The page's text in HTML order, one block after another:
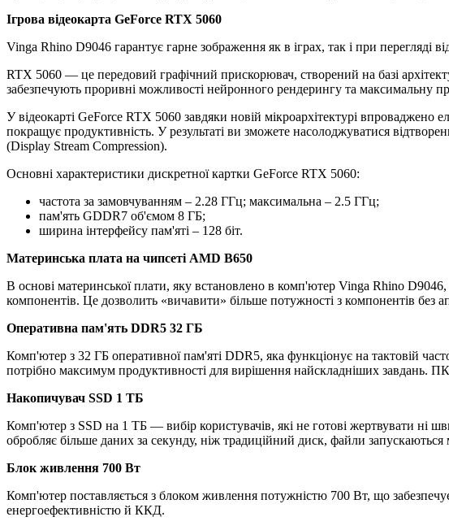
Ігрова відеокарта GeForce RTX 5060
Vinga Rhino D9046 гарантує гарне зображення як в іграх, так і при перегляді
RTX 5060 — це передовий графічний прискорювач, створений на базі
забезпечують проривні можливості нейронного рендерингу та максимальну
У відеокарті GeForce RTX 5060 завдяки новій мікроархітектурі
покращує продуктивність. У результаті ви зможете насолоджуватися
(Display Stream Compression).
Основні характеристики дискретної картки GeForce RTX 5060:
частота за замовчуванням – 2.28 ГГц; максимальна – 2.5 ГГц;
пам'ять GDDR7 об'ємом 8 ГБ;
ширина інтерфейсу пам'яті – 128 біт.
Материнська плата на чипсеті AMD B650
В основі материнської плати, яку встановлено в комп'ютер Vinga Rhino
компонентів. Це дозволить «вичавити» більше потужності з компонентів без
Оперативна пам'ять DDR5 32 ГБ
Комп'ютер з 32 ГБ оперативної пам'яті DDR5, яка функціонує на тактовій
потрібно максимум продуктивності для вирішення найскладніших завдань.
Накопичувач SSD 1 ТБ
Комп'ютер з SSD на 1 ТБ — вибір користувачів, які не готові жертвувати ні
обробляє більше даних за секунду, ніж традиційний диск, файли
Блок живлення 700 Вт
Комп'ютер поставляється з блоком живлення потужністю 700 Вт, що
енергоефективністю й ККД.